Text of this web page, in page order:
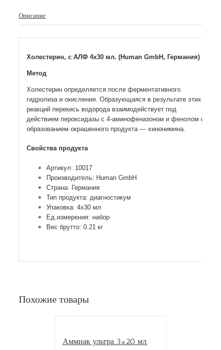
Описание
Холестерин, с АЛФ 4х30 мл. (Human GmbH, Германия)
Метод
Холестерин определяется после ферментативного
гидролиза и окисления. Образующаяся в результате этих
реакций перекись водорода взаимодействует под
действием пероксидазы с 4-аминофеназоном и фенолом с
образованием окрашенного продукта — хинонимина.
Свойства продукта
Артикул: 10017
Производитель: Human GmbH
Страна: Германия
Тип продукта: диагностикум
Упаковка: 4х30 мл
Ед.измерения: набор
Вес брутто: 0.21 кг
Похожие товары
Аммиак ультра 3×20 мл.